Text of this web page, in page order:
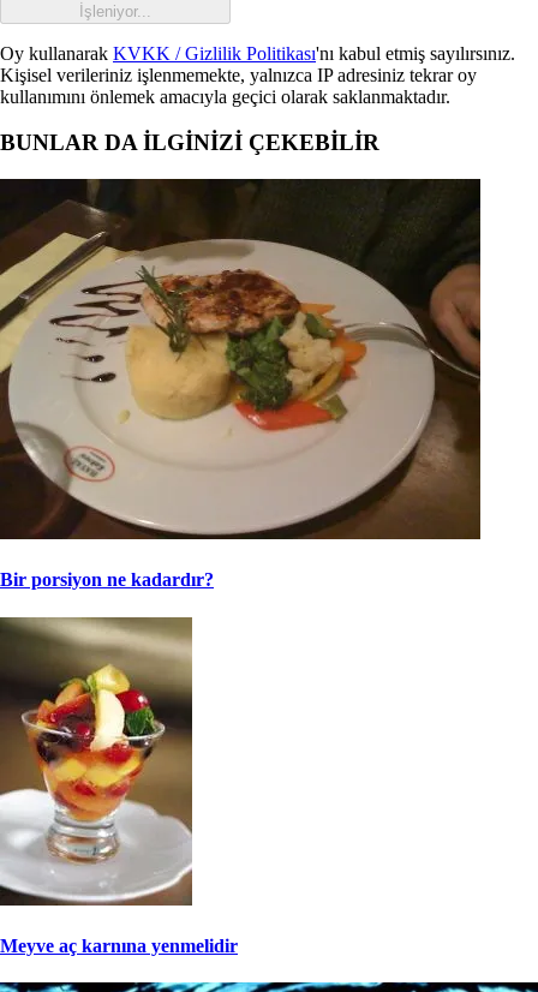
İşleniyor...
Oy kullanarak KVKK / Gizlilik Politikası'nı kabul etmiş sayılırsınız.
Kişisel verileriniz işlenmemekte, yalnızca IP adresiniz tekrar oy
kullanımını önlemek amacıyla geçici olarak saklanmaktadır.
BUNLAR DA İLGİNİZİ ÇEKEBİLİR
Bir porsiyon ne kadardır?
Meyve aç karnına yenmelidir